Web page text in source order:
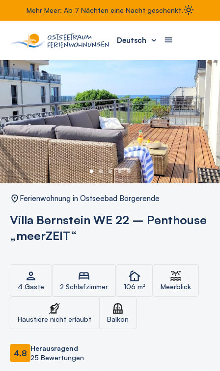
Mehr Meer: Ab 7 Nächten eine Nacht geschenkt.
Deutsch
Ferienwohnung in Ostseebad Börgerende
Villa Bernstein WE 22 – Penthouse
„meerZEIT“
4 Gäste 2 Schlafzimmer 106 m² Meerblick
Haustiere nicht erlaubt Balkon
4.8 Herausragend
25 Bewertungen